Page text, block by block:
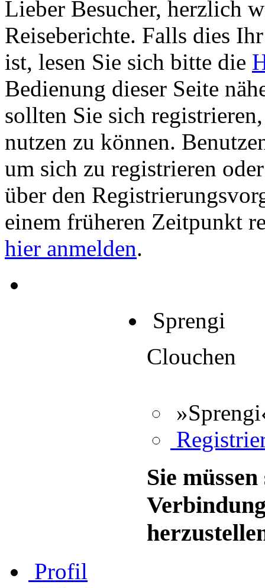
Lieber Besucher, herzlich
Reiseberichte. Falls dies
ist, lesen Sie sich bitte die
Bedienung dieser Seite
sollten Sie sich
nutzen zu können.
um sich zu registrieren
über den
einem früheren Zeitpunkt
hier anmelden.
Sprengi
Clouchen
Sie
Profil